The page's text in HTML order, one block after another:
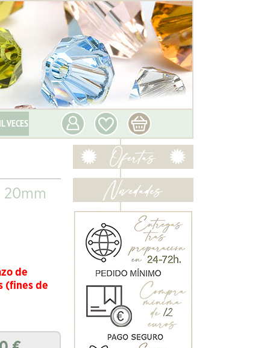
VECES
20mm
de
(fines de